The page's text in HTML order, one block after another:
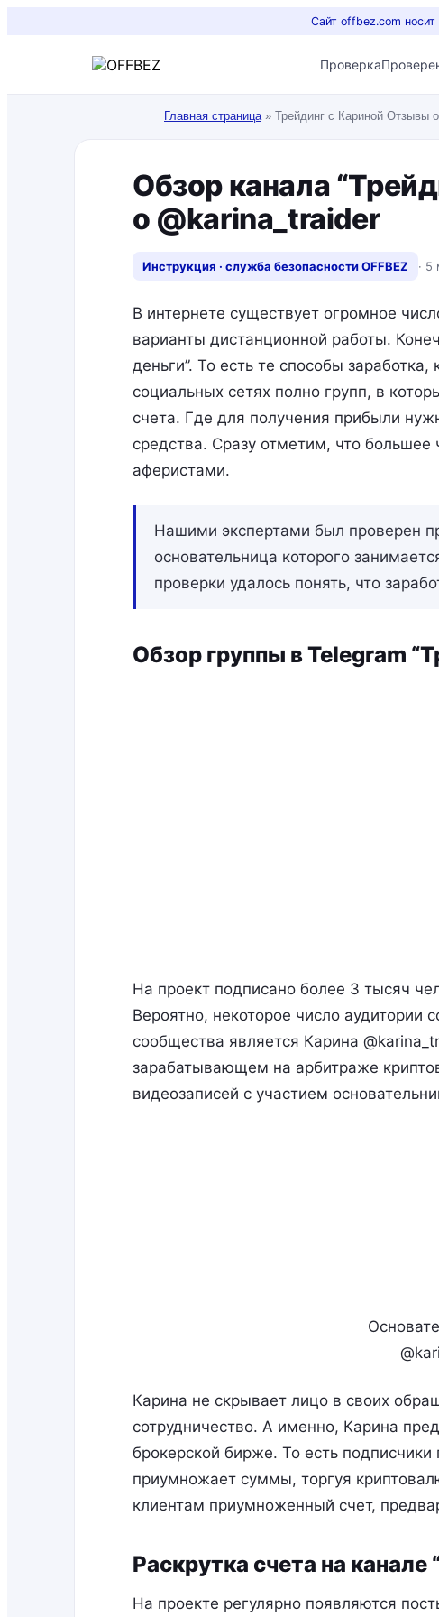
Сайт offbez.com
Проверка
Главная страница» Трейдинг с Кариной Отзывы
Обзор канала
о @karina_traider
Инструкция · служба безопасности OFFBEZ · 5
В интернете существует огромное
варианты дистанционной работы.
деньги”. То есть те способы
социальных сетях полно групп, в
счета. Где для получения прибыли
средства. Сразу отметим, что большее
аферистами.
Нашими экспертами был проверен
основательница которого
проверки удалось понять, что
Обзор группы в Telegram
На проект подписано более 3 тысяч
Вероятно, некоторое число аудитории
сообщества является Карина
зарабатывающем на арбитраже
видеозаписей с участием
Карина не скрывает лицо в своих
сотрудничество. А именно, Карина
брокерской бирже. То есть
приумножает суммы, торгуя
клиентам приумноженный счет,
Раскрутка счета на канале
На проекте регулярно появляются